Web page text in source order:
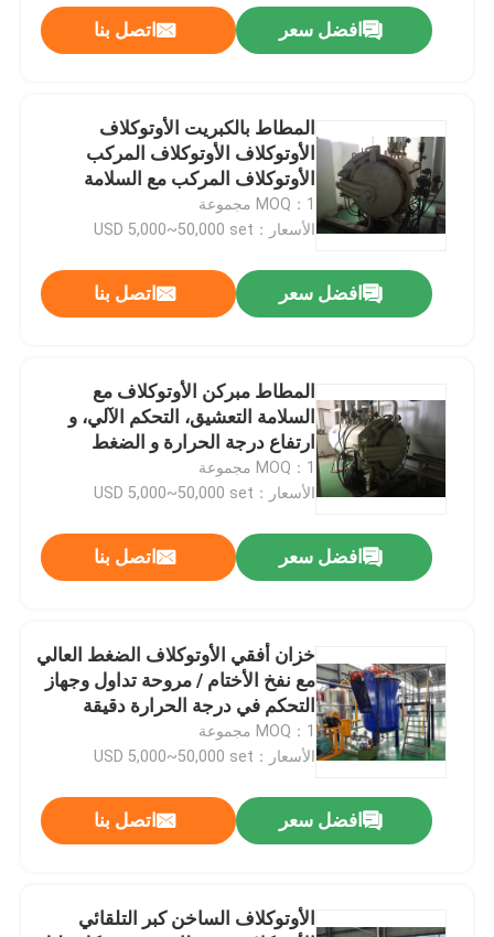
حولنا
مراقبة الجودة
اتصل بنا
أخبار
اﻷوتوكﻻف الجميح للسيارات
الأوتوكلاف مركب
يفلكن محمّ موصد
زجاج ترقيق مرجل محكم السد
اﻷوتوكﻻف ملموسة
الخشب مرجل محكم السد
منتجات ألياف الكربون
افضل سعر اتصل بنا
المطاط بالكبريت الأوتوكلاف
الأوتوكلاف الأوتوكلاف المركب
الأوتوكلاف المركب مع السلامة
التعشيق وسيمنز بلك التحكم
MOQ：1 مجموعة
الأسعار：USD 5,000~50,000 set
افضل سعر اتصل بنا
المطاط مبركن الأوتوكلاف مع
السلامة التعشيق، التحكم الآلي، و
ارتفاع درجة الحرارة و الضغط
المنخفض
MOQ：1 مجموعة
الأسعار：USD 5,000~50,000 set
افضل سعر اتصل بنا
خزان أفقي الأوتوكلاف الضغط العالي
مع نفخ الأختام / مروحة تداول وجهاز
التحكم في درجة الحرارة دقيقة
MOQ：1 مجموعة
الأسعار：USD 5,000~50,000 set
افضل سعر اتصل بنا
الأوتوكلاف الساخن كبر التلقائي